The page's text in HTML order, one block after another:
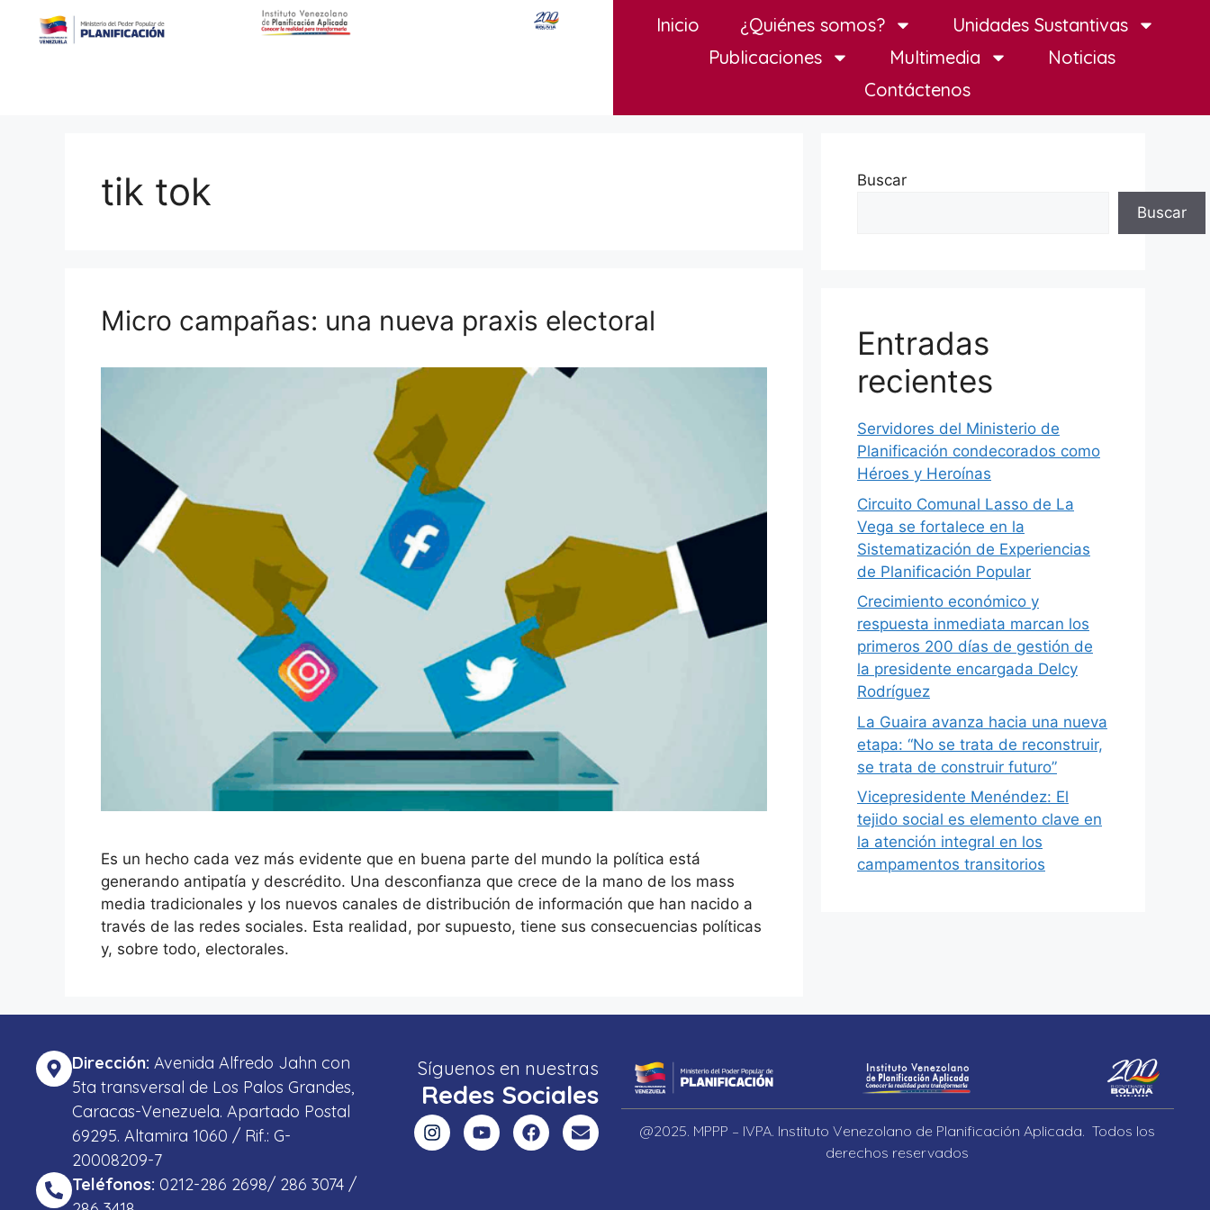
Inicio ¿Quiénes somos?
Unidades Sustantivas
Publicaciones
Multimedia
Noticias
Contáctenos
tik tok
Micro campañas: una nueva praxis electoral
Es un hecho cada vez más evidente que en buena parte del mundo la política está
generando antipatía y descrédito. Una desconfianza que crece de la mano de los mass
media tradicionales y los nuevos canales de distribución de información que han nacido a
través de las redes sociales. Esta realidad, por supuesto, tiene sus consecuencias políticas
y, sobre todo, electorales.
Buscar
Buscar
Entradas
recientes
Servidores del Ministerio de
Planificación condecorados como
Héroes y Heroínas
Circuito Comunal Lasso de La
Vega se fortalece en la
Sistematización de Experiencias
de Planificación Popular
Crecimiento económico y
respuesta inmediata marcan los
primeros 200 días de gestión de
la presidente encargada Delcy
Rodríguez
La Guaira avanza hacia una nueva
etapa: “No se trata de reconstruir,
se trata de construir futuro”
Vicepresidente Menéndez: El
tejido social es elemento clave en
la atención integral en los
campamentos transitorios
Dirección: Avenida Alfredo Jahn con
5ta transversal de Los Palos Grandes,
Caracas-Venezuela. Apartado Postal
69295. Altamira 1060 / Rif.: G-
20008209-7
Teléfonos: 0212-286 2698/ 286 3074 /
Síguenos en nuestras
Redes Sociales
@2025. MPPP – IVPA. Instituto Venezolano de Planificación Aplicada. Todos los
derechos reservados